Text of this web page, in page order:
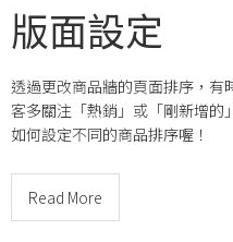
版面設定
透過更改商品牆的頁面排序，有
客多關注「熱銷」或「剛新增的
如何設定不同的商品排序喔！
Read More